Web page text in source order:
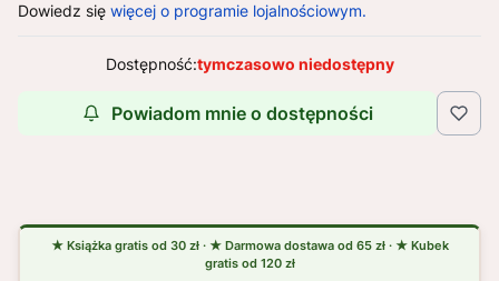
Dowiedz się więcej o programie lojalnościowym.
Dostępność:tymczasowo niedostępny
Powiadom mnie o dostępności